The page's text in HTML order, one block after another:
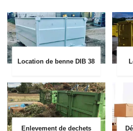
Location de benne DIB 38
Enlevement de dechets